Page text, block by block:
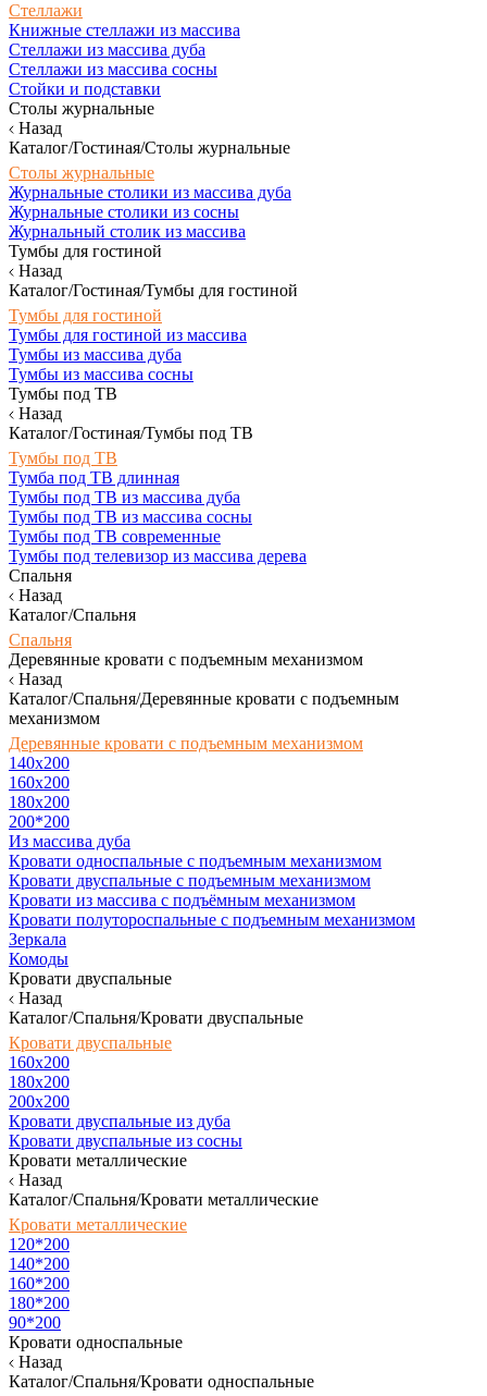
Стеллажи
Книжные стеллажи из массива
Стеллажи из массива дуба
Стеллажи из массива сосны
Стойки и подставки
Столы журнальные
Назад
Каталог/Гостиная/Столы журнальные
Столы журнальные
Журнальные столики из массива дуба
Журнальные столики из сосны
Журнальный столик из массива
Тумбы для гостиной
Назад
Каталог/Гостиная/Тумбы для гостиной
Тумбы для гостиной
Тумбы для гостиной из массива
Тумбы из массива дуба
Тумбы из массива сосны
Тумбы под ТВ
Назад
Каталог/Гостиная/Тумбы под ТВ
Тумбы под ТВ
Тумба под ТВ длинная
Тумбы под ТВ из массива дуба
Тумбы под ТВ из массива сосны
Тумбы под ТВ современные
Тумбы под телевизор из массива дерева
Спальня
Назад
Каталог/Спальня
Спальня
Деревянные кровати с подъемным механизмом
Назад
Каталог/Спальня/Деревянные кровати с подъемным
механизмом
Деревянные кровати с подъемным механизмом
140x200
160х200
180х200
200*200
Из массива дуба
Кровати односпальные с подъемным механизмом
Кровати двуспальные с подъемным механизмом
Кровати из массива с подъёмным механизмом
Кровати полутороспальные с подъемным механизмом
Зеркала
Комоды
Кровати двуспальные
Назад
Каталог/Спальня/Кровати двуспальные
Кровати двуспальные
160х200
180x200
200x200
Кровати двуспальные из дуба
Кровати двуспальные из сосны
Кровати металлические
Назад
Каталог/Спальня/Кровати металлические
Кровати металлические
120*200
140*200
160*200
180*200
90*200
Кровати односпальные
Назад
Каталог/Спальня/Кровати односпальные